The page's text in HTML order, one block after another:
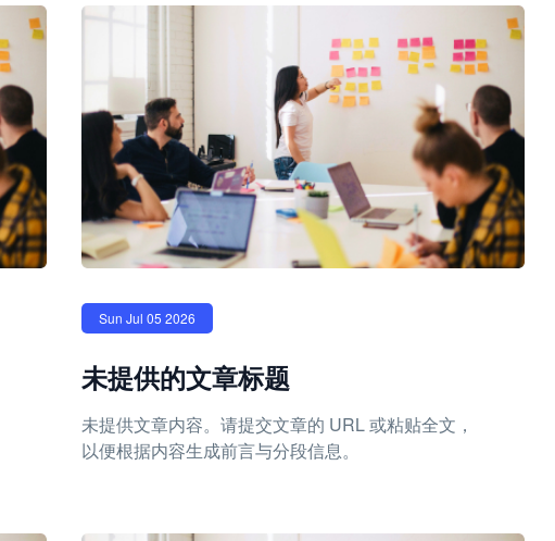
Sun Jul 05 2026
未提供的文章标题
未提供文章内容。请提交文章的 URL 或粘贴全文，
以便根据内容生成前言与分段信息。